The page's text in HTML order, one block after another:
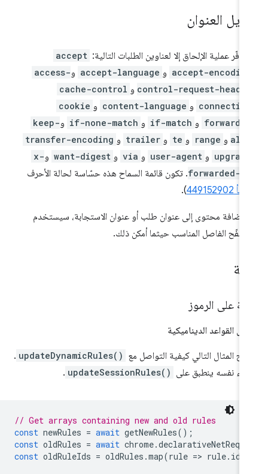
العنوان
عملية الإلحاق إلا لعناوين الطلبات التالية: accept
accept- و accept-language وaccess-
control-request-و cache-control
و content-language و cookie
و if-match و if-none-match وkeep-
range و te و trailer و transfer-encoding
و user-agent و via و want-digest وx-
forwarded-. تكون قائمة السماح هذه حسّاسة لحالة الأحرف
).
إضافة محتوى إلى عنوان طلب أو عنوان الاستجابة، سيستخدم
الفاصل المناسب حيثما أمكن ذلك.
على الرموز
القواعد الديناميكية
المثال التالي كيفية التواصل مع updateDynamicRules()
.
نفسه ينطبق على updateSessionRules()
.
// Get arrays containing new and old rules
const newRules = await getNewRules
const oldRules = await chrome.
const oldRuleIds = oldRules.map(rule => rule